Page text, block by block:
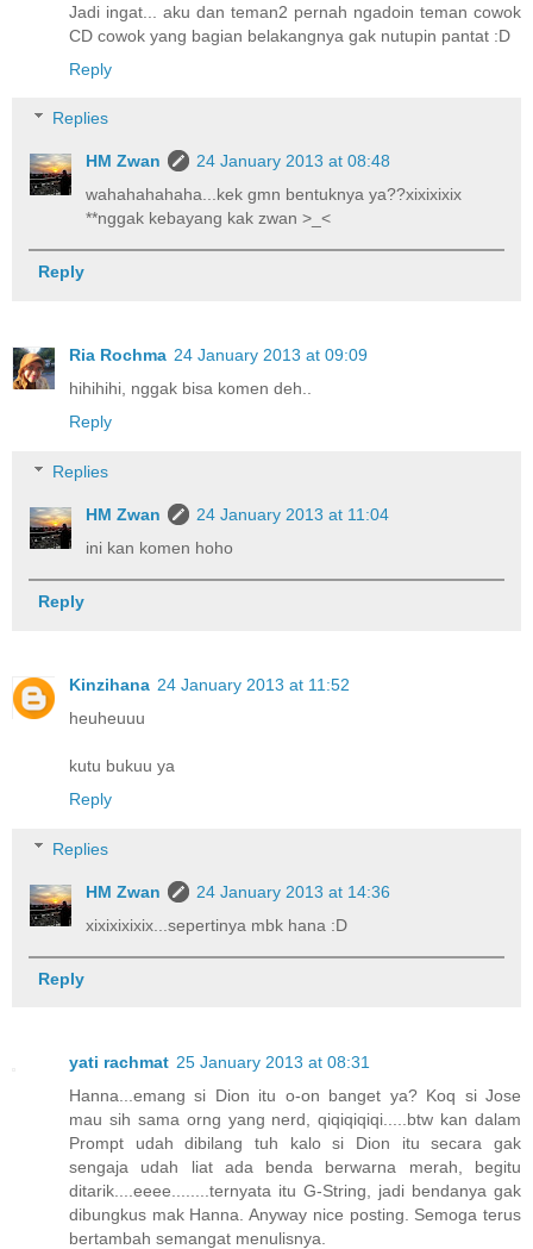
Jadi ingat... aku dan teman2 pernah ngadoin teman cowok
CD cowok yang bagian belakangnya gak nutupin pantat :D
Reply
Replies
HM Zwan
24 January 2013 at 08:48
wahahahahaha...kek gmn bentuknya ya??xixixixix
**nggak kebayang kak zwan >_<
Reply
Ria Rochma 24 January 2013 at 09:09
hihihihi, nggak bisa komen deh..
Reply
Replies
HM Zwan
24 January 2013 at 11:04
ini kan komen hoho
Reply
Kinzihana 24 January 2013 at 11:52
heuheuuu
kutu bukuu ya
Reply
Replies
HM Zwan
24 January 2013 at 14:36
xixixixixix...sepertinya mbk hana :D
Reply
yati rachmat 25 January 2013 at 08:31
Hanna...emang si Dion itu o-on banget ya? Koq si Jose
mau sih sama orng yang nerd, qiqiqiqiqi.....btw kan dalam
Prompt udah dibilang tuh kalo si Dion itu secara gak
sengaja udah liat ada benda berwarna merah, begitu
ditarik....eeee........ternyata itu G-String, jadi bendanya gak
dibungkus mak Hanna. Anyway nice posting. Semoga terus
bertambah semangat menulisnya.